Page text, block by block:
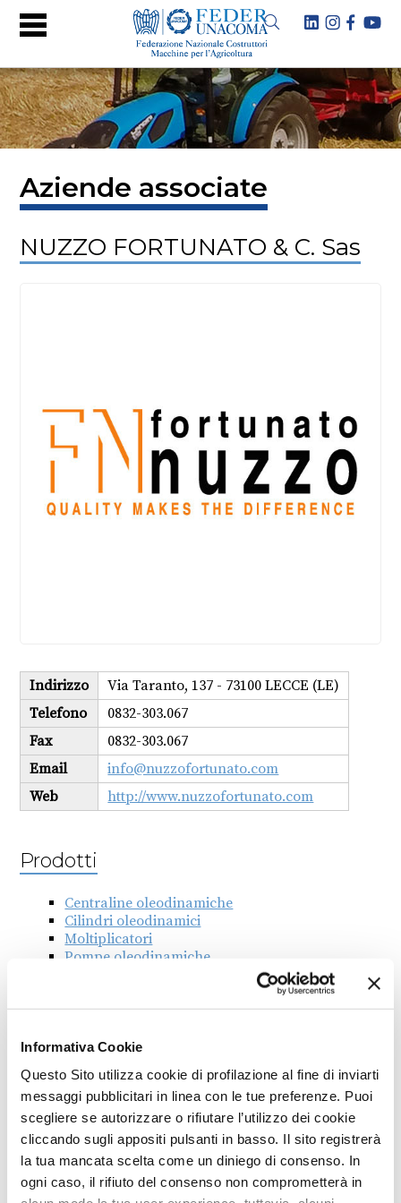
Informativa Cookie
Questo Sito utilizza cookie di profilazione al fine di inviarti
messaggi pubblicitari in linea con le tue preferenze. Puoi
scegliere se autorizzare o rifiutare l’utilizzo dei cookie
cliccando sugli appositi pulsanti in basso. Il sito registrerà
la tua mancata scelta come un diniego di consenso. In
ogni caso, il rifiuto del consenso non comprometterà in
Aziende associate
NUZZO FORTUNATO & C. Sas
Indirizzo
Via Taranto, 137 - 73100 LECCE (LE)
Telefono
0832-303.067
Fax
0832-303.067
Email
info@nuzzofortunato.com
Web
http://www.nuzzofortunato.com
Prodotti
Centraline oleodinamiche
Cilindri oleodinamici
Moltiplicatori
Pompe oleodinamiche
COMACOMP